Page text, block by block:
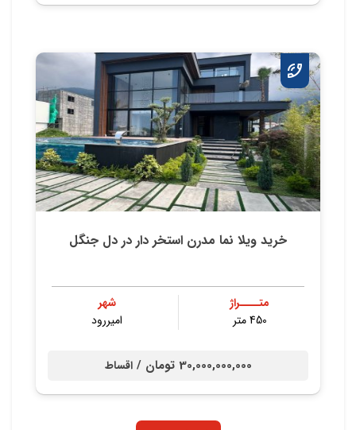
خرید ویلا نما مدرن استخر دار در دل جنگل
متــــراژ
450 متر
شهر
امیررود
30,000,000,000 تومان / اقساط